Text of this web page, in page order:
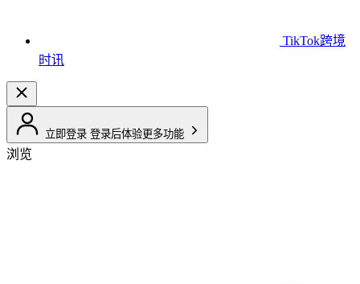
TikTok跨境
时讯
立即登录 登录后体验更多功能
浏览